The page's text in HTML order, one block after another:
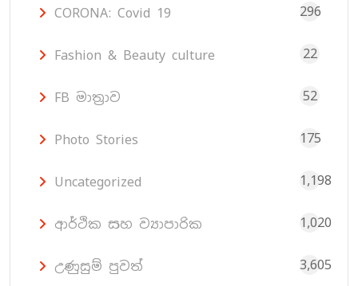
CORONA: Covid 19 296
Fashion & Beauty culture 22
FB මාත්‍රාව 52
Photo Stories 175
Uncategorized 1,198
ආර්ථික සහ ව්‍යාපාරික 1,020
උණුසුම් පුවත් 3,605